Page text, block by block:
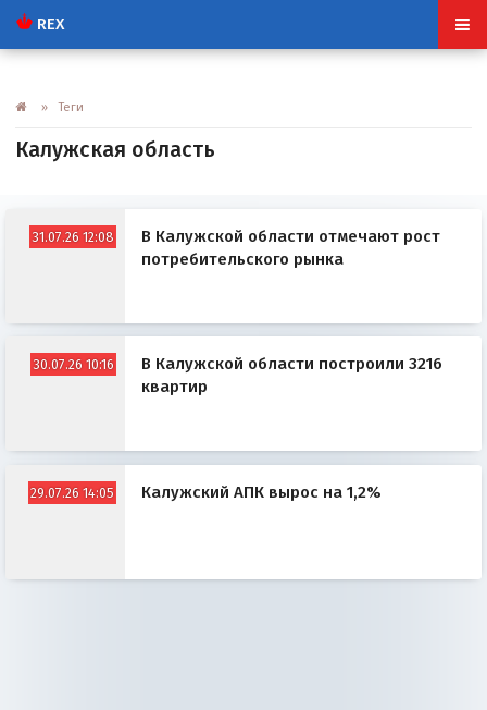
REX
» Теги
Калужская область
31.07.26 12:08
В Калужской области отмечают рост
потребительского рынка
30.07.26 10:16
В Калужской области построили 3216
квартир
29.07.26 14:05 Калужский АПК вырос на 1,2%